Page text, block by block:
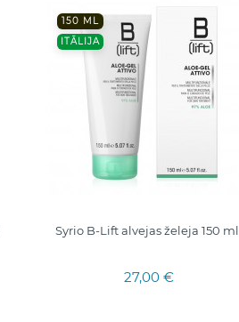
150 ML
ITĀLIJA
Syrio B-Lift alvejas želeja 150 ml.
27,00 €